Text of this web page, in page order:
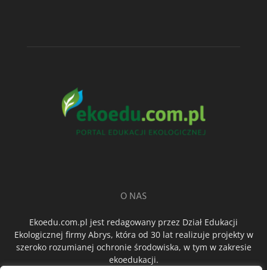
O NAS
Ekoedu.com.pl jest redagowany przez Dział Edukacji
Ekologicznej firmy Abrys, która od 30 lat realizuje projekty w
szeroko rozumianej ochronie środowiska, w tym w zakresie
ekoedukacji.